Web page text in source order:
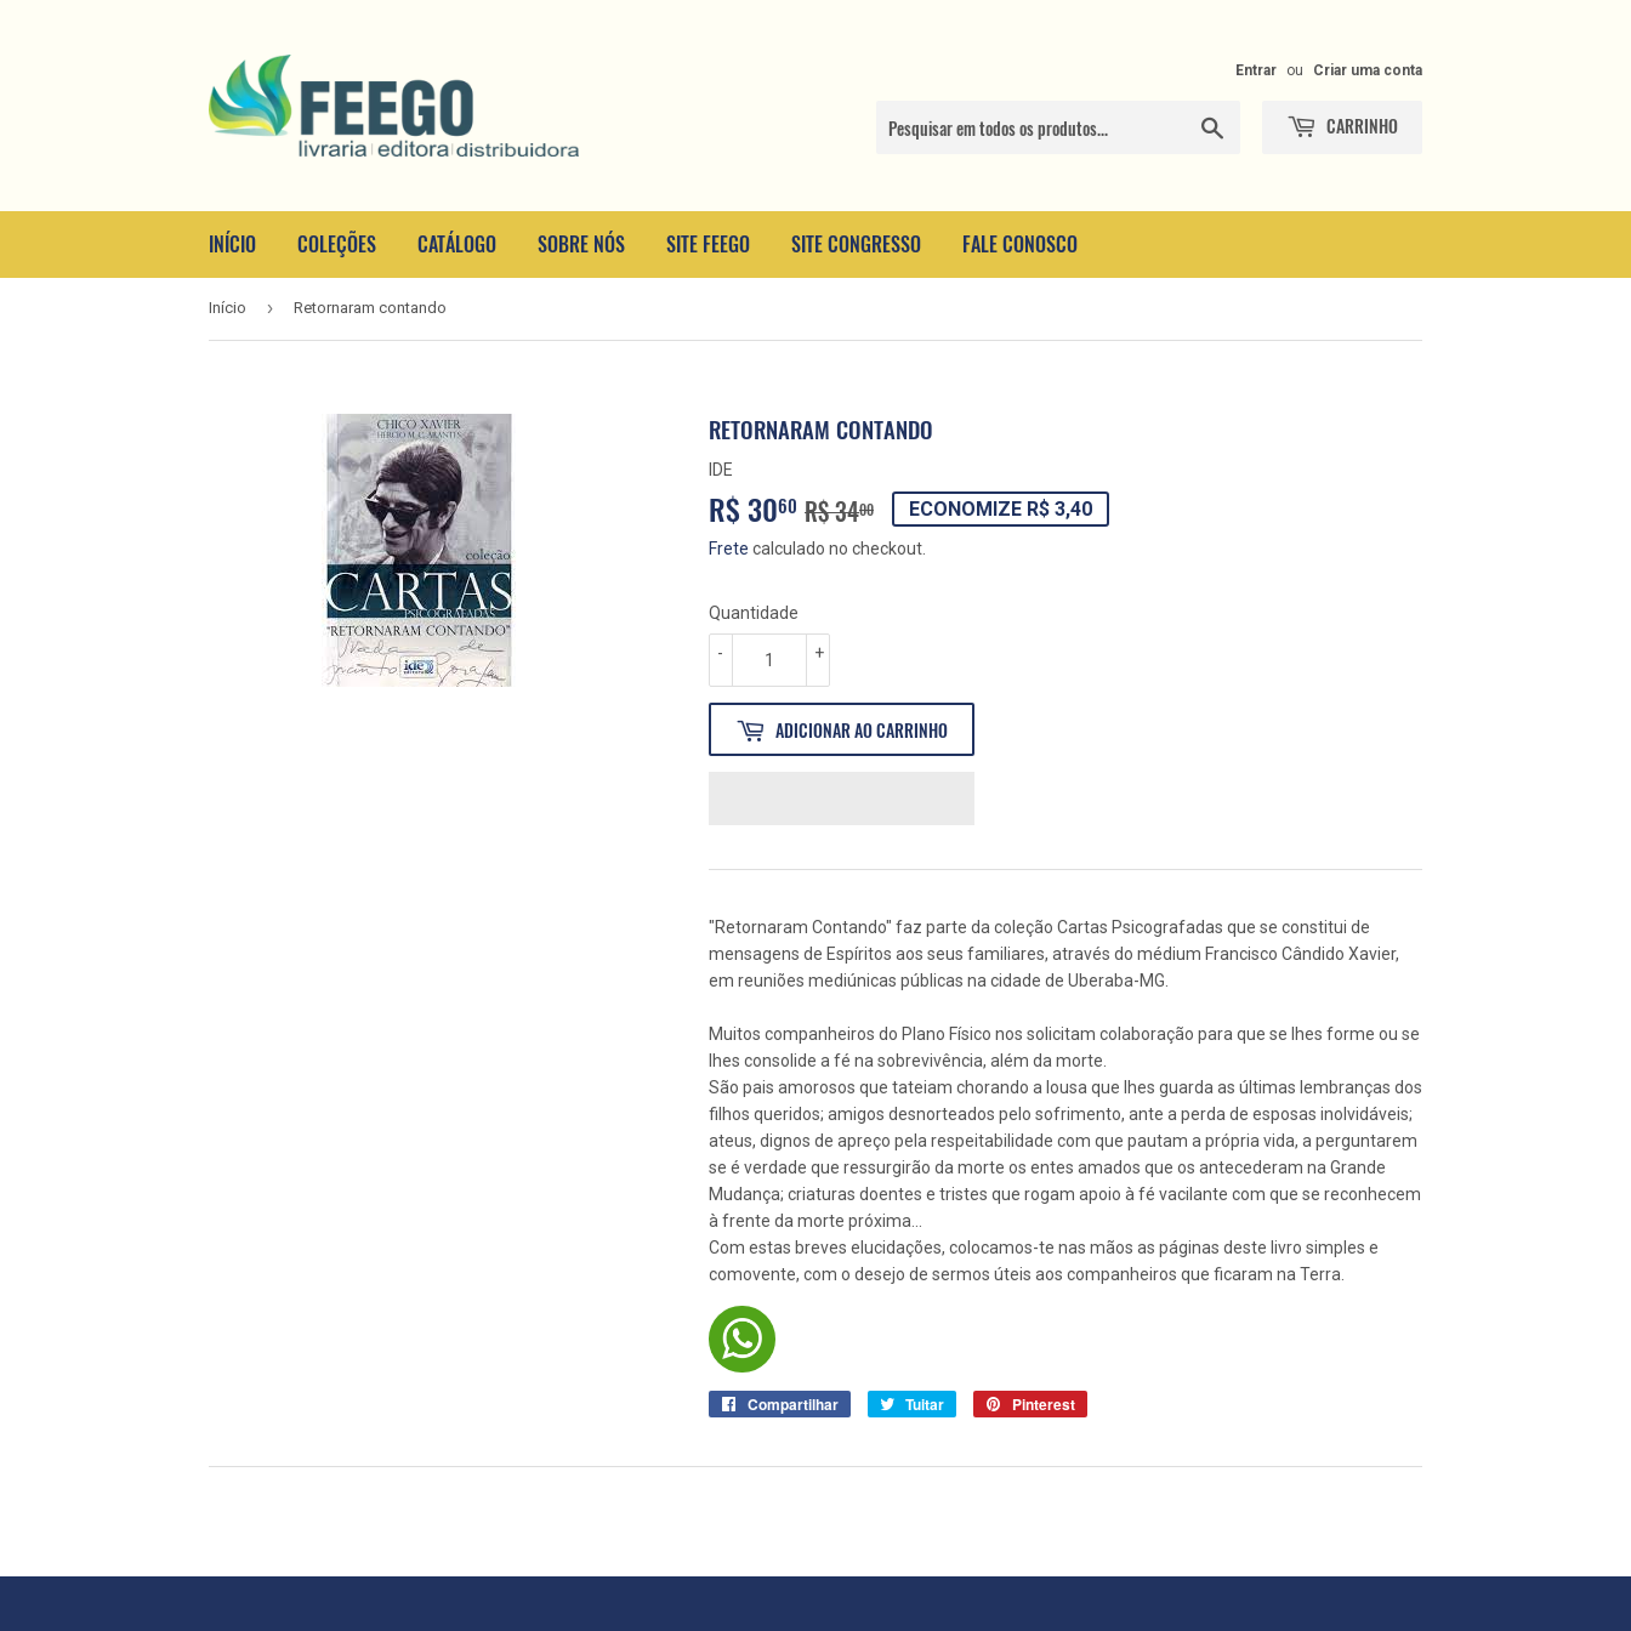
Entrar ou Criar uma conta
Procurar CARRINHO
INÍCIO COLEÇÕES CATÁLOGO SOBRE NÓS SITE FEEGO SITE CONGRESSO FALE CONOSCO
Início › Retornaram contando
RETORNARAM CONTANDO
IDE
R$ 3060 R$ 3400
PREÇO
NORMAL
R$
34,00
PREÇO
PROMOCIONAL
R$
30,60
ECONOMIZE R$ 3,40
Frete calculado no checkout.
Quantidade
+
-
ADICIONAR AO CARRINHO
"Retornaram Contando" faz parte da coleção Cartas Psicografadas que se constitui de
mensagens de Espíritos aos seus familiares, através do médium Francisco Cândido Xavier,
em reuniões mediúnicas públicas na cidade de Uberaba-MG.
Muitos companheiros do Plano Físico nos solicitam colaboração para que se lhes forme ou se
lhes consolide a fé na sobrevivência, além da morte.
São pais amorosos que tateiam chorando a lousa que lhes guarda as últimas lembranças dos
filhos queridos; amigos desnorteados pelo sofrimento, ante a perda de esposas inolvidáveis;
ateus, dignos de apreço pela respeitabilidade com que pautam a própria vida, a perguntarem
se é verdade que ressurgirão da morte os entes amados que os antecederam na Grande
Mudança; criaturas doentes e tristes que rogam apoio à fé vacilante com que se reconhecem
à frente da morte próxima...
Com estas breves elucidações, colocamos-te nas mãos as páginas deste livro simples e
comovente, com o desejo de sermos úteis aos companheiros que ficaram na Terra.
Compartilhar
Compartilhar
Tuitar Tuitar Pinterest